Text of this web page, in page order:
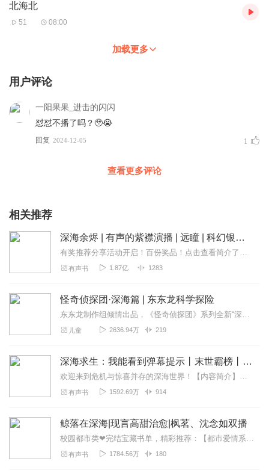
北海北
51 08:00
加载更多
用户评论
一阳果果_进击的闪闪
怼怼不播了吗？🥹😭
回复 2024-12-05 1
查看更多评论
相关推荐
深海余烬 | 有声的紫襟演播 | 远瞳 | 科幻银河奖 | 多人有声剧
有奖推荐分享活动开启！百份奖品！点击查看简介了解详情
有声书 1.87亿 1283
怪奇侦探团·深海篇 | 东东龙科学探险
东东龙制作组倾情出品，《怪奇侦探团》系列全新“深海”科普探险故事。关注【东东龙儿童频道】，听更多精彩故事~欢迎添加东东龙官方号微信：kxklccjj9988收听...
儿童 2636.94万 219
深海求生：我能看到弹幕提示丨末世霸榜丨末世 种田 系统 爽文丨VIP免费
欢迎来到危机与惊喜并存的深海世界！【内容简介】一觉醒来，萧浩发现自己连带着自家的床穿越到异界海底，所有人都一样，参与深海求生游戏，拥有一间珊贝房，海水被某种奇特...
有声书 1592.69万 914
鲸落在深海|现言高甜治愈|枫茗、沈念如双播
校园都市类❤完结宝藏书单，精彩推荐：【都市爱情系列】：你是我的荣耀丨杨洋、迪丽热巴主演丨电竞|顾漫甜爱力作【都市爱情系列】她的伪装|熟男熟女|破镜重圆（沈念如&...
有声书 1784.56万 180